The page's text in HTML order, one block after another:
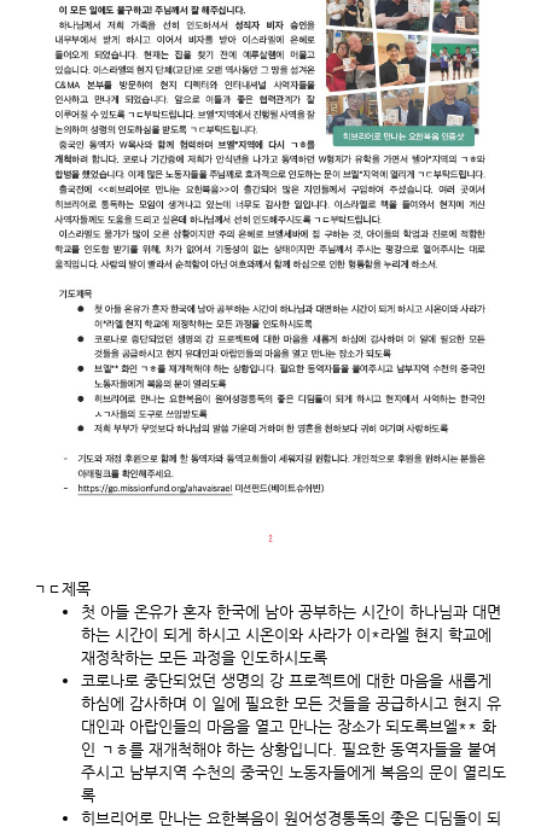
ㄱㄷ제목
첫 아들 온유가 혼자 한국에 남아 공부하는 시간이 하나님과 대면
하는 시간이 되게 하시고 시온이와 사라가 이*라엘 현지 학교에
재정착하는 모든 과정을 인도하시도록
코로나로 중단되었던 생명의 강 프로젝트에 대한 마음을 새롭게
하심에 감사하며 이 일에 필요한 모든 것들을 공급하시고 현지 유
대인과 아랍인들의 마음을 열고 만나는 장소가 되도록브엘** 화
인 ㄱㅎ를 재개척해야 하는 상황입니다. 필요한 동역자들을 붙여
주시고 남부지역 수천의 중국인 노동자들에게 복음의 문이 열리도
록
히브리어로 만나는 요한복음이 원어성경통독의 좋은 디딤돌이 되